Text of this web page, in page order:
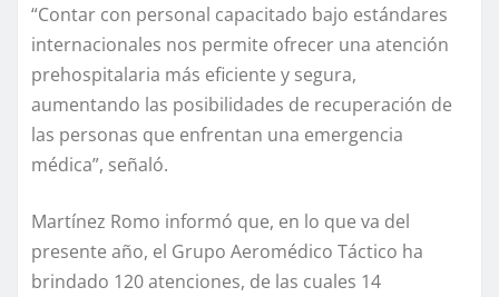
“Contar con personal capacitado bajo estándares
internacionales nos permite ofrecer una atención
prehospitalaria más eficiente y segura,
aumentando las posibilidades de recuperación de
las personas que enfrentan una emergencia
médica”, señaló.
Martínez Romo informó que, en lo que va del
presente año, el Grupo Aeromédico Táctico ha
brindado 120 atenciones, de las cuales 14